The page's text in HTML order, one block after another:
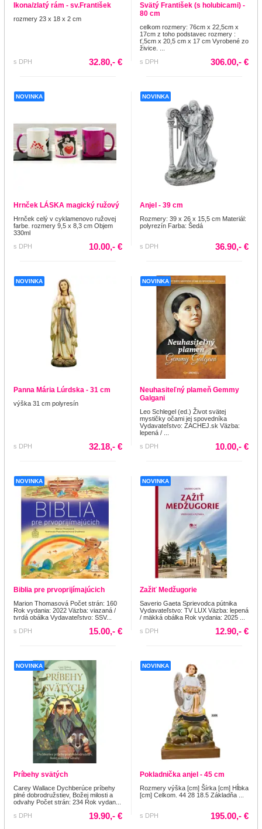
Ikona/zlatý rám - sv.František
rozmery 23 x 18 x 2 cm
s DPH 32.80,- €
Svätý František (s holubicami) -
80 cm
celkom rozmery: 76cm x 22,5cm x
17cm z toho podstavec rozmery :
ť,5cm x 20,5 cm x 17 cm Vyrobené zo
živice. ...
s DPH
306.00,- €
NOVINKA
Hrnček LÁSKA magický ružový
Hrnček celý v cyklamenovo ružovej
farbe. rozmery 9,5 x 8,3 cm Objem
330ml
s DPH
10.00,- €
NOVINKA
Anjel - 39 cm
Rozmery: 39 x 26 x 15,5 cm Materiál:
polyrezín Farba: Šedá
s DPH 36.90,- €
NOVINKA
Panna Mária Lúrdska - 31 cm
výška 31 cm polyresín
s DPH 32.18,- €
NOVINKA
Neuhasiteľný plameň Gemmy
Galgani
Leo Schlegel (ed.) Život svätej
mystičky očami jej spovedníka
Vydavateľstvo: ZACHEJ.sk Väzba:
lepená / ...
s DPH
10.00,- €
NOVINKA
Biblia pre prvoprijímajúcich
Marion Thomasová Počet strán: 160
Rok vydania: 2022 Väzba: viazaná /
tvrdá obálka Vydavateľstvo: SSV...
s DPH
15.00,- €
NOVINKA
Zažiť Medžugorie
Saverio Gaeta Sprievodca pútnika
Vydavateľstvo: TV LUX Väzba: lepená
/ mäkká obálka Rok vydania: 2025 ...
s DPH
12.90,- €
NOVINKA
Príbehy svätých
Carey Wallace Dychberúce príbehy
plné dobrodružstiev, Božej milosti a
odvahy Počet strán: 234 Rok vydan...
s DPH
19.90,- €
NOVINKA
Pokladnička anjel - 45 cm
Rozmery výška [cm] Šírka [cm] Hĺbka
[cm] Celkom. 44 28 18.5 Základňa ...
s DPH 195.00,- €